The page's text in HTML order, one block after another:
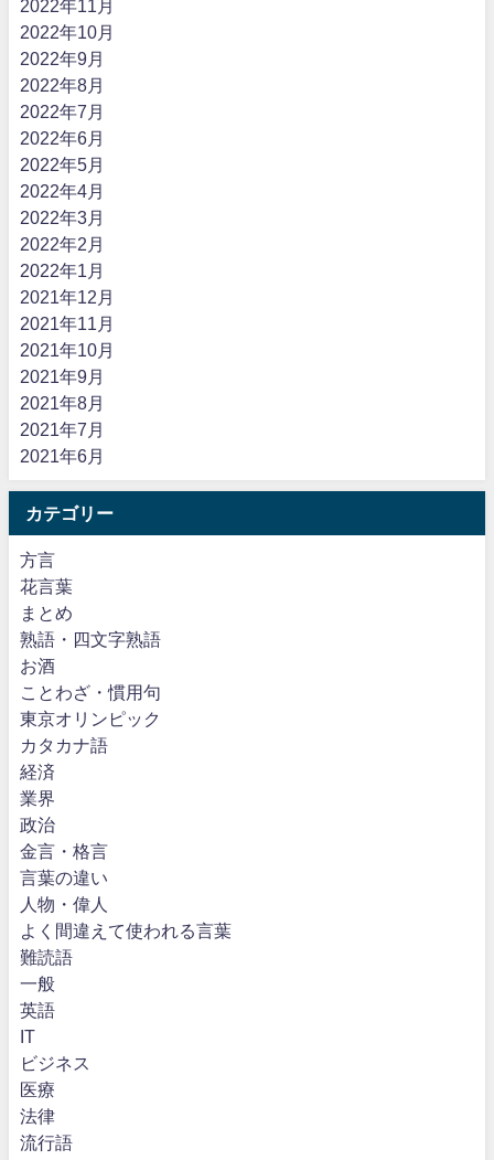
2022年11月
2022年10月
2022年9月
2022年8月
2022年7月
2022年6月
2022年5月
2022年4月
2022年3月
2022年2月
2022年1月
2021年12月
2021年11月
2021年10月
2021年9月
2021年8月
2021年7月
2021年6月
カテゴリー
方言
花言葉
まとめ
熟語・四文字熟語
お酒
ことわざ・慣用句
東京オリンピック
カタカナ語
経済
業界
政治
金言・格言
言葉の違い
人物・偉人
よく間違えて使われる言葉
難読語
一般
英語
IT
ビジネス
医療
法律
流行語